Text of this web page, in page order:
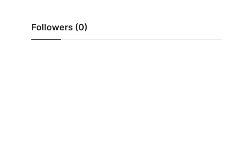
लाइफस्टाइलFollowers (0)